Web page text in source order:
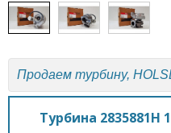
Продаем турбину,
Турбина 2835881H